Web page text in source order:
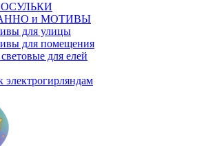
и МОТИВЫ
для улицы
для помещения
для елей
электрогирляндам